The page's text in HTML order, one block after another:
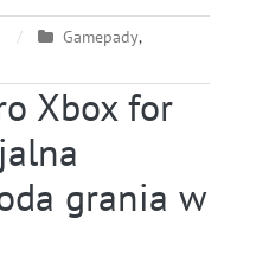
Gamepady,
Xbox for
grania w